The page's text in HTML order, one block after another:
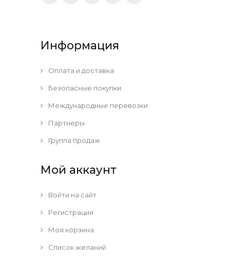
Информация
Оплата и доставка
Безопасные покупки
Международные перевозки
Партнеры
Группа продаж
Мой аккаунт
Войти на сайт
Регистрация
Моя корзина
Список желаний